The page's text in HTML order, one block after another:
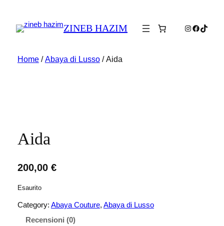
ZINEB HAZIM Instagram
TikTok
Home/Abaya di Lusso/ Aida
Aida
200,00 €
Esaurito
Category: Abaya Couture, Abaya di Lusso
Recensioni (0)